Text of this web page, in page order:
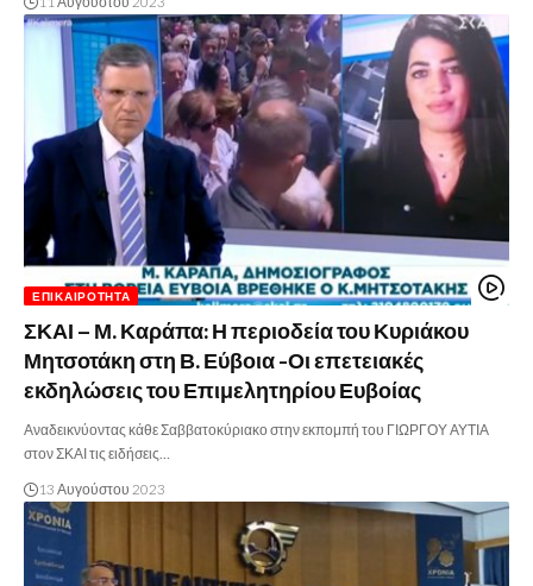
ΕΠΙΚΑΙΡΌΤΗΤΑ
ΣΚΑΙ – Μ. Καράπα: Η περιοδεία του Κυριάκου
Μητσοτάκη στη Β. Εύβοια -Οι επετειακές
εκδηλώσεις του Επιμελητηρίου Ευβοίας
Αναδεικνύοντας κάθε Σαββατοκύριακο στην εκπομπή του ΓΙΩΡΓΟΥ ΑΥΤΙΑ
στον ΣΚΑΙ τις ειδήσεις…
13 Αυγούστου 2023